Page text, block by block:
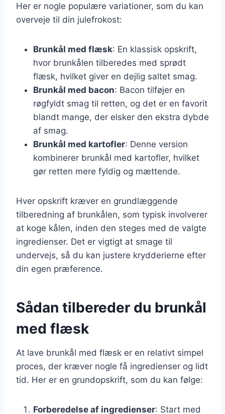
Her er nogle populære variationer, som du kan
overveje til din julefrokost:
Brunkål med flæsk: En klassisk opskrift,
hvor brunkålen tilberedes med sprødt
flæsk, hvilket giver en dejlig saltet smag.
Brunkål med bacon: Bacon tilføjer en
røgfyldt smag til retten, og det er en favorit
blandt mange, der elsker den ekstra dybde
af smag.
Brunkål med kartofler: Denne version
kombinerer brunkål med kartofler, hvilket
gør retten mere fyldig og mættende.
Hver opskrift kræver en grundlæggende
tilberedning af brunkålen, som typisk involverer
at koge kålen, inden den steges med de valgte
ingredienser. Det er vigtigt at smage til
undervejs, så du kan justere krydderierne efter
din egen præference.
Sådan tilbereder du brunkål
med flæsk
At lave brunkål med flæsk er en relativt simpel
proces, der kræver nogle få ingredienser og lidt
tid. Her er en grundopskrift, som du kan følge:
Forberedelse af ingredienser: Start med